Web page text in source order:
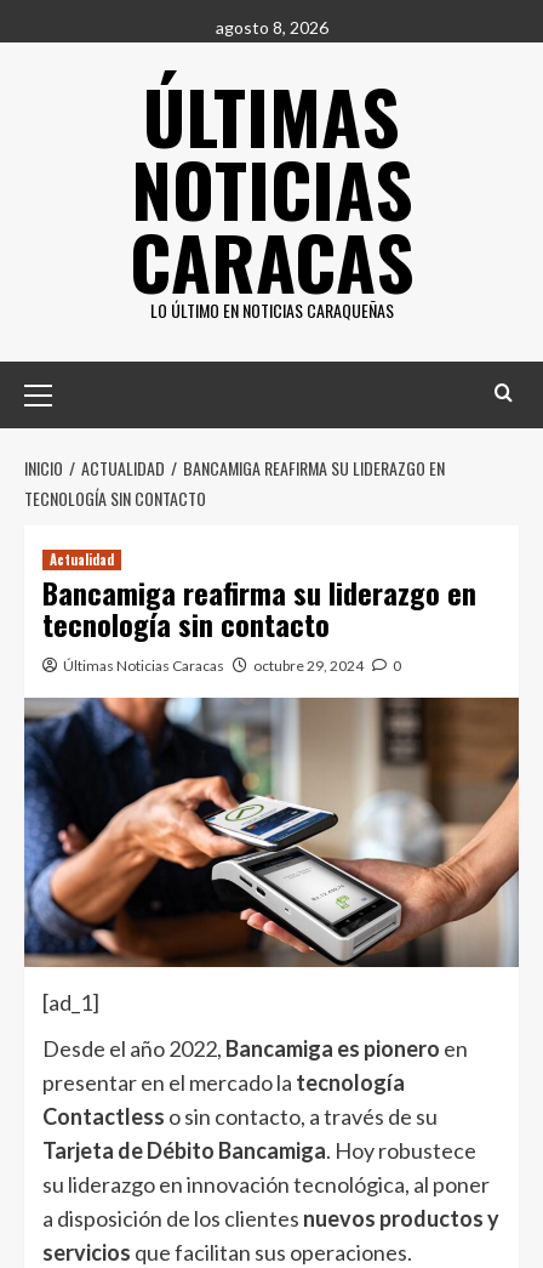
al
agosto 8, 2026
ÚLTIMAS
NOTICIAS
CARACAS
LO ÚLTIMO EN NOTICIAS CARAQUEÑAS
principal
INICIO ACTUALIDAD
BANCAMIGA REAFIRMA SU LIDERAZGO EN
TECNOLOGÍA SIN CONTACTO
Actualidad
Bancamiga reafirma su liderazgo en
tecnología sin contacto
Últimas Noticias Caracas octubre 29, 2024 0
[ad_1]
Desde el año 2022, Bancamiga es pionero en
presentar en el mercado la tecnología
Contactless o sin contacto, a través de su
Tarjeta de Débito Bancamiga. Hoy robustece
su liderazgo en innovación tecnológica, al poner
a disposición de los clientes nuevos productos y
servicios que facilitan sus operaciones.